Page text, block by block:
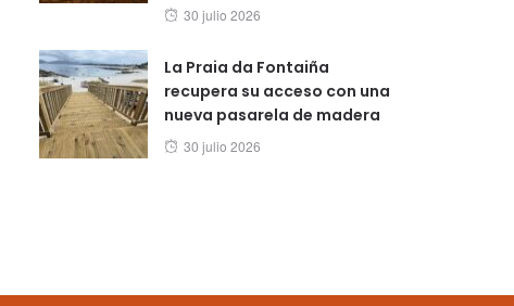
Posted
30 julio 2026
La Praia da Fontaiña
recupera su acceso con una
nueva pasarela de madera
Posted
30 julio 2026